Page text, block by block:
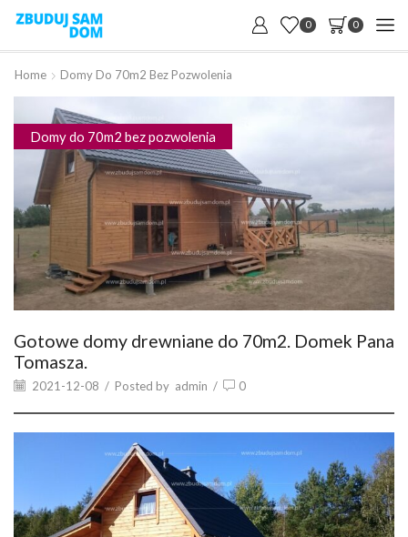
0 0
Home Domy Do 70m2 Bez Pozwolenia
Domy do 70m2 bez pozwolenia
Gotowe domy drewniane do 70m2. Domek Pana
Tomasza.
2021-12-08 / Posted by admin / 0